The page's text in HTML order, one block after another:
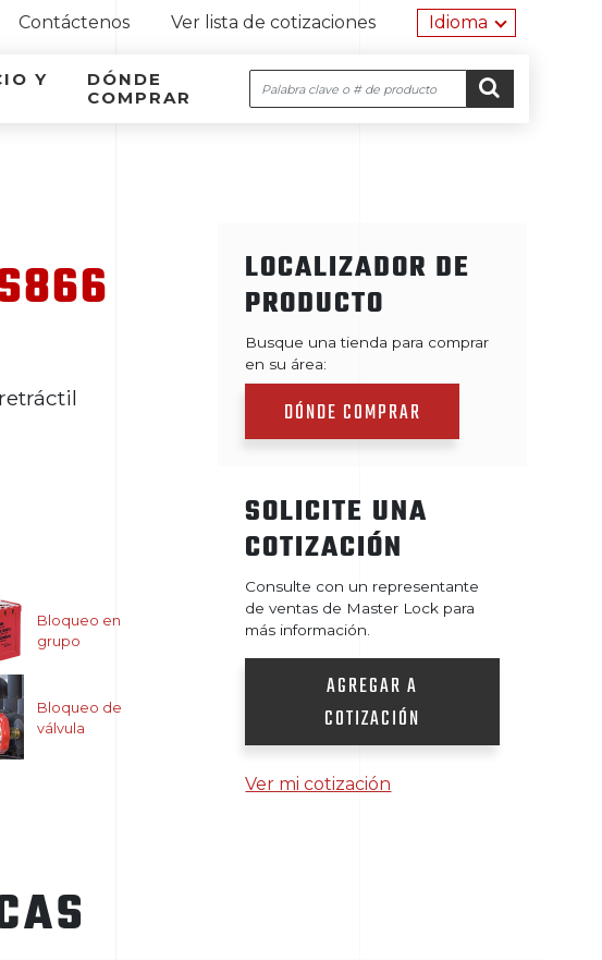
Contáctenos Ver lista de cotizaciones Idioma
Navegación por el sitio
Ir al contenido
Y
DÓNDE
COMPRAR
Buscar
Bloqueo en
grupo
Bloqueo de
válvula
LOCALIZADOR DE
PRODUCTO
Busque una tienda para comprar
en su área:
DÓNDE COMPRAR
SOLICITE UNA
COTIZACIÓN
Consulte con un representante
de ventas de Master Lock para
más información.
AGREGAR A
COTIZACIÓN
Ver mi cotización